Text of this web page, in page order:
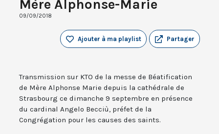
Mère Alphonse-Marie
09/09/2018
Partager
Ajouter à ma playlist
Transmission sur KTO de la messe de Béatification
de Mère Alphonse Marie depuis la cathédrale de
Strasbourg ce dimanche 9 septembre en présence
du cardinal Angelo Becciù, préfet de la
Congrégation pour les causes des saints.